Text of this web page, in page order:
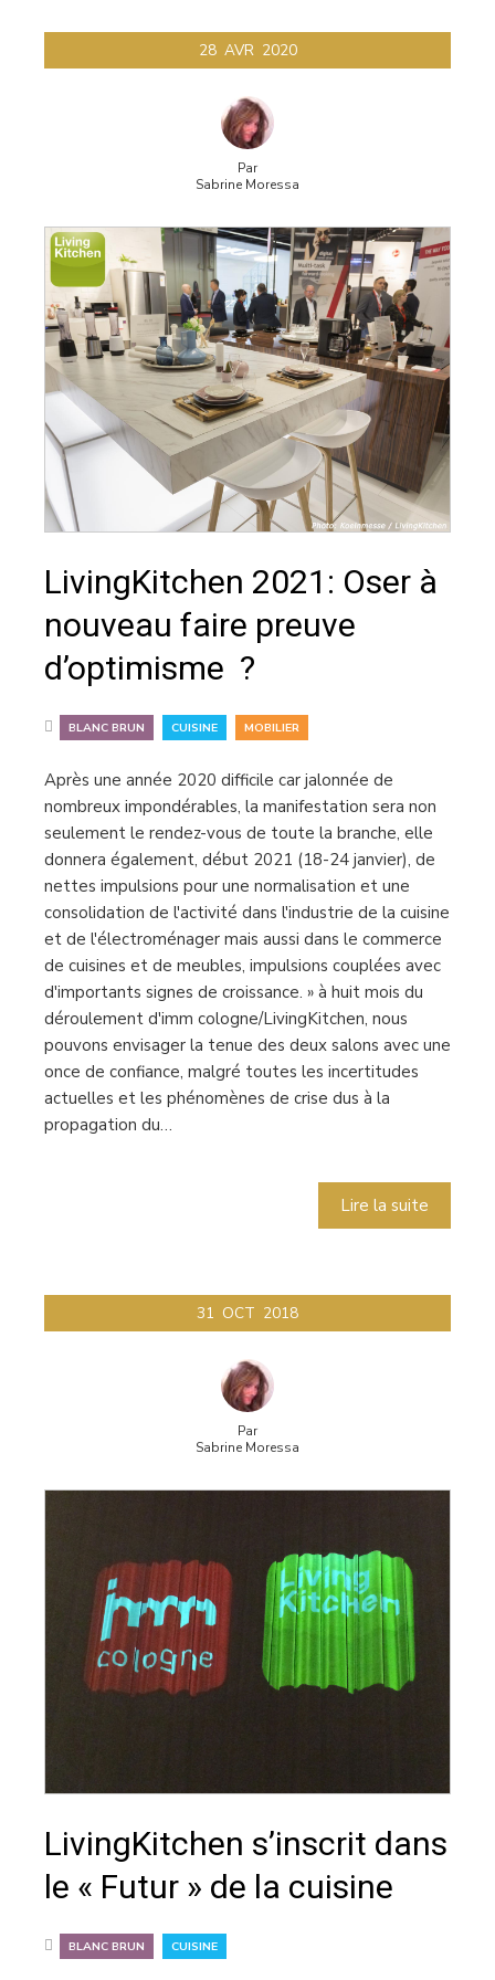
28 AVR 2020
Par
Sabrine Moressa
LivingKitchen 2021: Oser à
nouveau faire preuve
d’optimisme ?
BLANC BRUN CUISINE MOBILIER
Après une année 2020 difficile car jalonnée de
nombreux impondérables, la manifestation sera non
seulement le rendez-vous de toute la branche, elle
donnera également, début 2021 (18-24 janvier), de
nettes impulsions pour une normalisation et une
consolidation de l'activité dans l'industrie de la cuisine
et de l'électroménager mais aussi dans le commerce
de cuisines et de meubles, impulsions couplées avec
d'importants signes de croissance. » à huit mois du
déroulement d'imm cologne/LivingKitchen, nous
pouvons envisager la tenue des deux salons avec une
once de confiance, malgré toutes les incertitudes
actuelles et les phénomènes de crise dus à la
propagation du…
Lire la suite
31 OCT 2018
Par
Sabrine Moressa
LivingKitchen s’inscrit dans
le « Futur » de la cuisine
BLANC BRUN CUISINE